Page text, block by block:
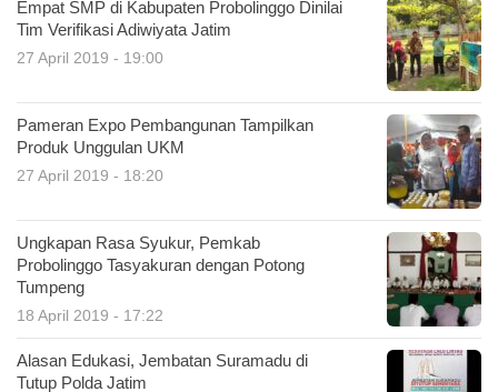
Empat SMP di Kabupaten Probolinggo Dinilai
Tim Verifikasi Adiwiyata Jatim
27 April 2019 - 19:00
Pameran Expo Pembangunan Tampilkan
Produk Unggulan UKM
27 April 2019 - 18:20
Ungkapan Rasa Syukur, Pemkab
Probolinggo Tasyakuran dengan Potong
Tumpeng
18 April 2019 - 17:22
Alasan Edukasi, Jembatan Suramadu di
Tutup Polda Jatim